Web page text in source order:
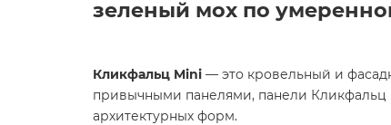
зеленый мох по
Кликфальц Mini — это кровельный и
привычными панелями, панели Кликфальц
архитектурных форм.